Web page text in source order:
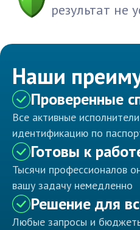
результат не
Наши
Проверенные
Все активные
идентификацию по
Готовы к
Тысячи профессионалов
вашу задачу немедленно
Решение для
Любые запросы и